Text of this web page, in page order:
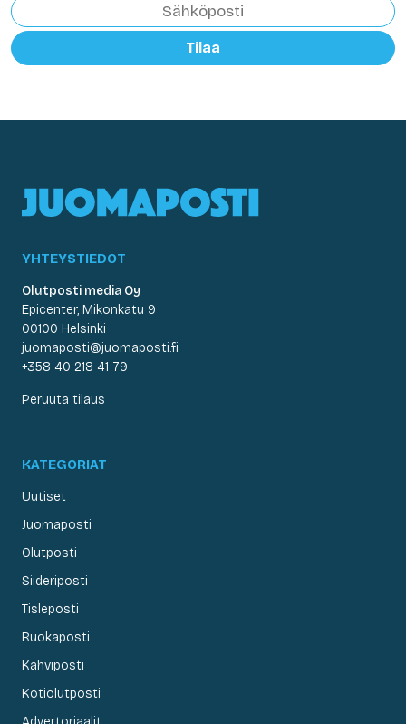
Tilaa
YHTEYSTIEDOT
Olutposti media Oy
Epicenter, Mikonkatu 9
00100 Helsinki
juomaposti@juomaposti.fi
+358 40 218 41 79
Peruuta tilaus
KATEGORIAT
Uutiset
Juomaposti
Olutposti
Siideriposti
Tisleposti
Ruokaposti
Kahviposti
Kotiolutposti